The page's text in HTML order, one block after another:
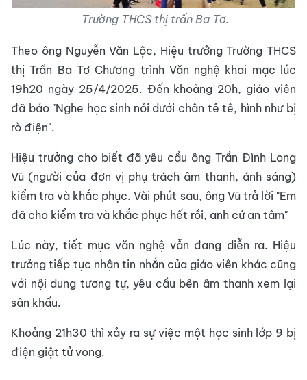
Trường THCS thị trấn Ba Tơ.
Theo ông Nguyễn Văn Lộc, Hiệu trưởng Trường THCS
thị Trấn Ba Tơ Chương trình Văn nghệ khai mạc lúc
19h20 ngày 25/4/2025. Đến khoảng 20h, giáo viên
đã báo "Nghe học sinh nói dưới chân tê tê, hình như bị
rò điện".
Hiệu trưởng cho biết đã yêu cầu ông Trần Đình Long
Vũ (người của đơn vị phụ trách âm thanh, ánh sáng)
kiểm tra và khắc phục. Vài phút sau, ông Vũ trả lời "Em
đã cho kiểm tra và khắc phục hết rồi, anh cứ an tâm"
Lúc này, tiết mục văn nghệ vẫn đang diễn ra. Hiệu
trưởng tiếp tục nhận tin nhắn của giáo viên khác cũng
với nội dung tương tự, yêu cầu bên âm thanh xem lại
sân khấu.
Khoảng 21h30 thì xảy ra sự việc một học sinh lớp 9 bị
điện giật tử vong.